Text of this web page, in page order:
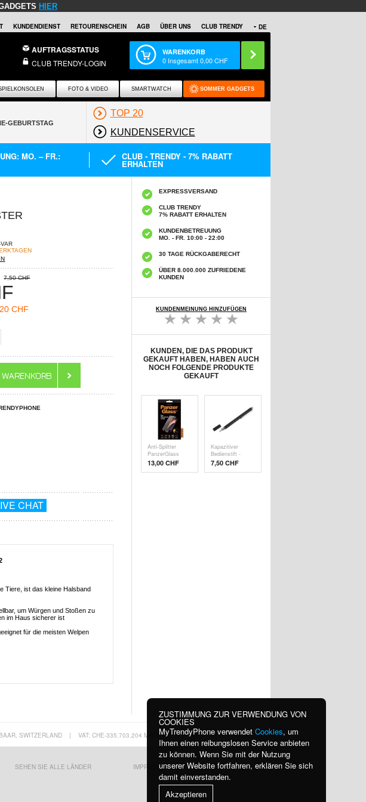
HIER
DE
KUNDENDIENST RETOURENSCHEIN AGB ÜBER UNS CLUB TRENDY
AUFTRAGSSTATUS
CLUB TRENDY-LOGIN
WARENKORB
0 Insgesamt0,00CHF
FOTO & VIDEO SMARTWATCH SOMMER GADGETS
TOP 20
KUNDENSERVICE
MO. – FR.: CLUB - TRENDY - 7% RABATT
ERHALTEN
7,50 CHF
CHF
CHAT
Tiere, ist das kleine Halsband
um Würgen und Stoßen zu
im Haus sicherer ist
für die meisten Welpen
EXPRESSVERSAND
CLUB TRENDY
7% RABATT ERHALTEN
KUNDENBETREUUNG
MO. - FR. 10:00 - 22:00
30 TAGE RÜCKGABERECHT
ÜBER 8.000.000 ZUFRIEDENE
KUNDEN
KUNDENMEINUNG HINZUFÜGEN
KUNDEN, DIE DAS PRODUKT
GEKAUFT HABEN, HABEN AUCH
NOCH FOLGENDE PRODUKTE
GEKAUFT
Anti-Splitter
PanzerGlass
Disp
13,00 CHF
Kapazitiver
Bedienstift -
Schw
7,50 CHF
SWITZERLAND | VAT: CHE-335.703.204 MWST INFO@MYTRENDYPHONE.CH
SEHEN SIE ALLE LÄNDER IMPRESSUM KONTAKT
ZUSTIMMUNG ZUR VERWENDUNG VON
COOKIES
MyTrendyPhone verwendet Cookies, um
Ihnen einen reibungslosen Service anbieten
zu können. Wenn Sie mit der Nutzung
unserer Website fortfahren, erklären Sie sich
damit einverstanden.
Akzeptieren